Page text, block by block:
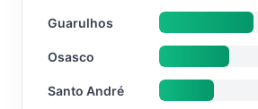
Guarulhos
Osasco
Santo André